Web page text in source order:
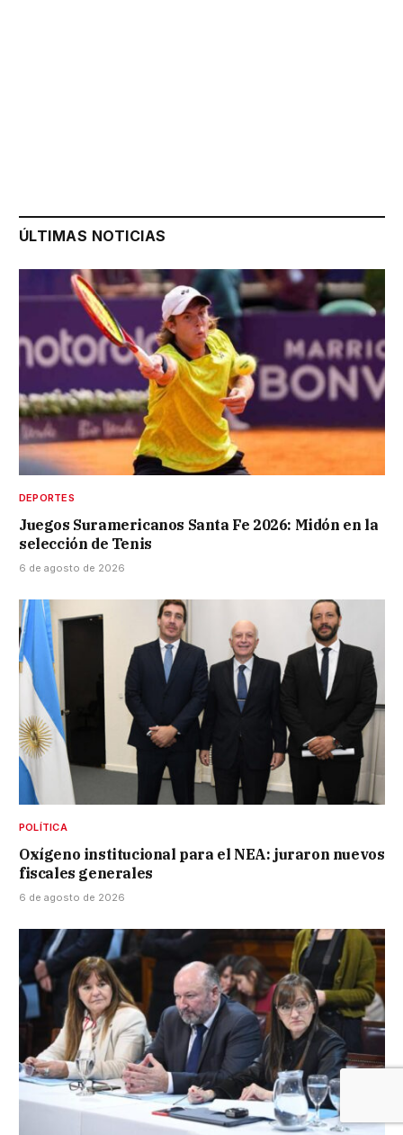
ÚLTIMAS NOTICIAS
DEPORTES
Juegos Suramericanos Santa Fe 2026: Midón en la
selección de Tenis
6 de agosto de 2026
POLÍTICA
Oxígeno institucional para el NEA: juraron nuevos
fiscales generales
6 de agosto de 2026